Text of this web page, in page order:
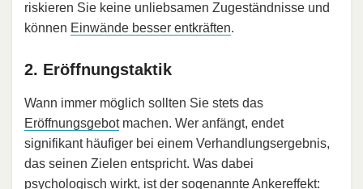
riskieren Sie keine unliebsamen Zugeständnisse und
können Einwände besser entkräften.
2. Eröffnungstaktik
Wann immer möglich sollten Sie stets das
Eröffnungsgebotmachen. Wer anfängt, endet
signifikant häufiger bei einem Verhandlungsergebnis,
das seinen Zielen entspricht. Was dabei
psychologisch wirkt, ist der sogenannteAnkereffekt: